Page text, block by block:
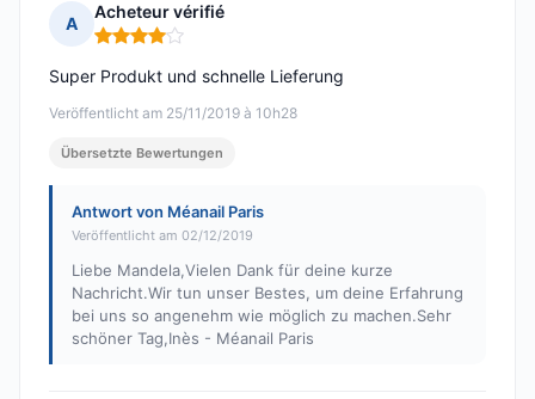
A
Acheteur vérifié
Hinweis: 4 von 5
Veröffentlicht am 25/11/2019 à 10h28
Super Produkt und schnelle Lieferung
Übersetzte Bewertungen
Antwort von Méanail Paris
Veröffentlicht am 02/12/2019
Liebe Mandela,Vielen Dank für deine kurze
Nachricht.Wir tun unser Bestes, um deine Erfahrung
bei uns so angenehm wie möglich zu machen.Sehr
schöner Tag,Inès - Méanail Paris